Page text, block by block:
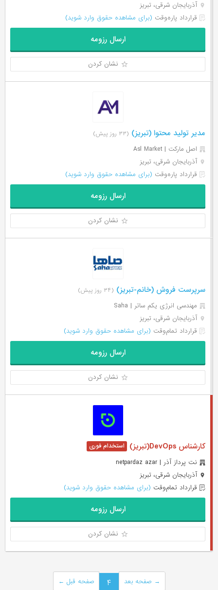
آذربایجان شرقی، تبریز
قرارداد پاره‌وقت (برای مشاهده حقوق وارد شوید)
ارسال رزومه
نشان کردن
مدیر تولید محتوا (تبریز) (۳۳ روز پیش)
اصل مارکت | Asl Market
آذربایجان شرقی، تبریز
قرارداد پاره‌وقت (برای مشاهده حقوق وارد شوید)
ارسال رزومه
نشان کردن
سرپرست فروش (خانم-تبریز) (۳۴ روز پیش)
مهندسی انرژی یکم ساتر | Saha
آذربایجان شرقی، تبریز
قرارداد تمام‌وقت (برای مشاهده حقوق وارد شوید)
ارسال رزومه
نشان کردن
کارشناس DevOps(تبریز)
نت پرداز آذر | netpardaz azar
آذربایجان شرقی، تبریز
قرارداد تمام‌وقت (برای مشاهده حقوق وارد شوید)
ارسال رزومه
نشان کردن
← صفحه قبل ۴ صفحه بعد →